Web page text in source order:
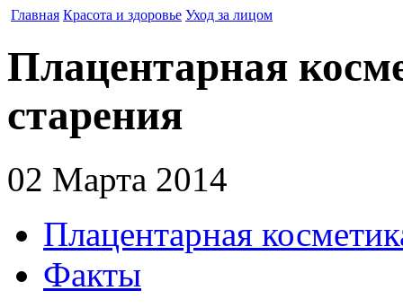
Главная Красота и здоровье Уход за лицом
Плацентарная
старения
02 Марта 2014
Плацентарная
Факты